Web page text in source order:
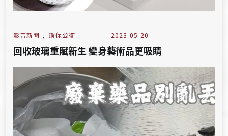
影音新聞 , 環保公衛 2023-05-20
回收玻璃重賦新生 變身藝術品更吸睛